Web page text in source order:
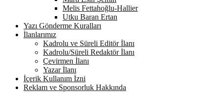
Melis Fettahoğlu-Hallier
Utku Baran Ertan
Yazı Gönderme Kuralları
İlanlarımız
Kadrolu ve Süreli Editör İlanı
Kadrolu/Süreli Redaktör İlanı
Çevirmen İlanı
Yazar İlanı
İçerik Kullanım İzni
Reklam ve Sponsorluk Hakkında